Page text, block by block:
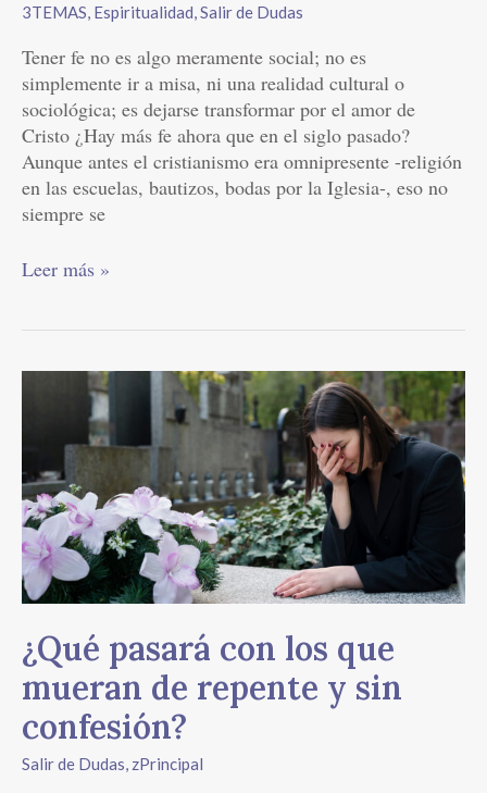
3TEMAS Espiritualidad Salir de Dudas
Tener fe no es algo meramente social; no es
simplemente ir a misa, ni una realidad cultural o
sociológica; es dejarse transformar por el amor de
Cristo ¿Hay más fe ahora que en el siglo pasado?
Aunque antes el cristianismo era omnipresente -religión
en las escuelas, bautizos, bodas por la Iglesia-, eso no
siempre se
Leer más »
¿Qué pasará con los que
mueran de repente y sin
confesión?
Salir de Dudas zPrincipal
que
mueran
de
repente
y
confesión?